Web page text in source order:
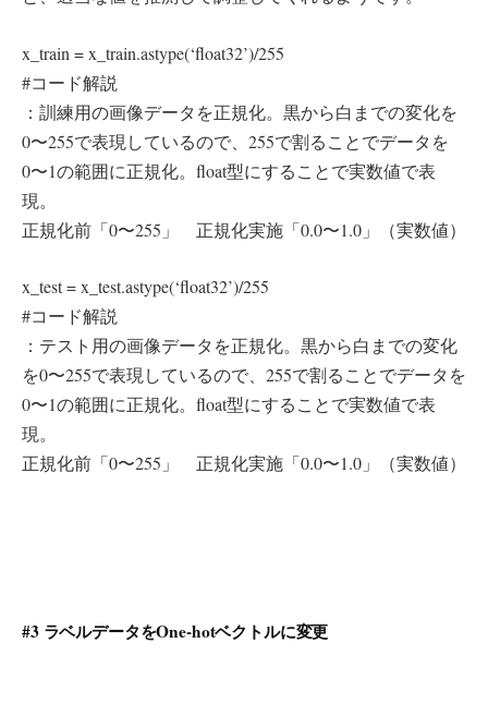
x_train = x_train.astype(‘float32’)/255
#コード解説
：訓練用の画像データを正規化。黒から白までの変化を
0〜255で表現しているので、255で割ることでデータを
0〜1の範囲に正規化。float型にすることで実数値で表
現。
正規化前「0〜255」 正規化実施「0.0〜1.0」（実数値）
x_test = x_test.astype(‘float32’)/255
#コード解説
：テスト用の画像データを正規化。黒から白までの変化
を0〜255で表現しているので、255で割ることでデータを
0〜1の範囲に正規化。float型にすることで実数値で表
現。
正規化前「0〜255」 正規化実施「0.0〜1.0」（実数値）
#3 ラベルデータをOne-hotベクトルに変更